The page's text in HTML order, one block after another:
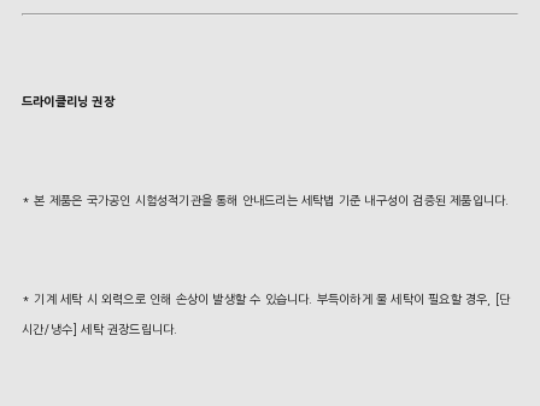
드라이클리닝 권장
* 본 제품은 국가공인 시험성적기관을 통해 안내드리는 세탁법 기준 내구성이 검증된 제품입니다.
* 기계 세탁 시 외력으로 인해 손상이 발생할 수 있습니다. 부득이하게 물 세탁이 필요할 경우, [단
시간/냉수] 세탁 권장드립니다.